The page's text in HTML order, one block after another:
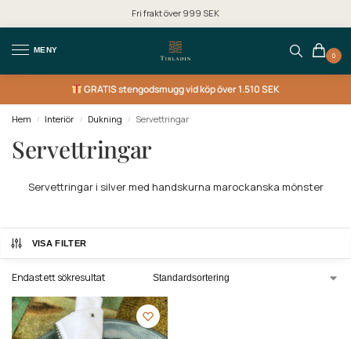
Fri frakt över 999 SEK
MENY
0
GRATISstengodsmugg vid köp över 1.510 SEK
Hem / Interiör / Dukning / Servettringar
Servettringar
Servettringar i silver med handskurna marockanska mönster
VISA FILTER
Endast ett sökresultat